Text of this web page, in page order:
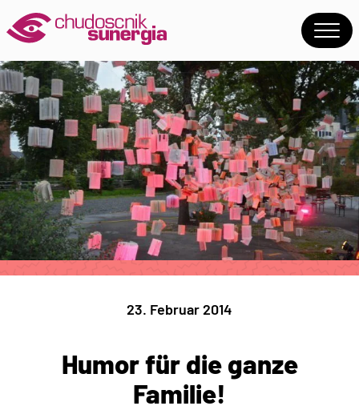
23. Februar 2014
Humor für die ganze
Familie!